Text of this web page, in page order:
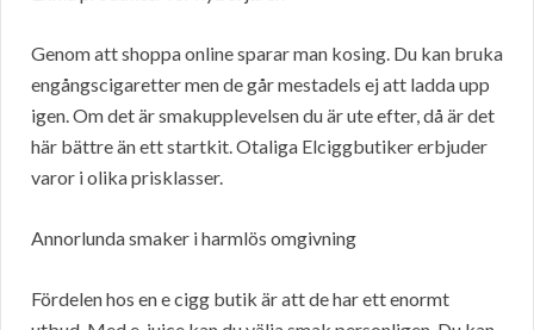
Genom att shoppa online sparar man kosing. Du kan bruka
engångscigaretter men de går mestadels ej att ladda upp
igen. Om det är smakupplevelsen du är ute efter, då är det
här bättre än ett startkit. Otaliga Elciggbutiker erbjuder
varor i olika prisklasser.
Annorlunda smaker i harmlös omgivning
Fördelen hos en e cigg butik är att de har ett enormt